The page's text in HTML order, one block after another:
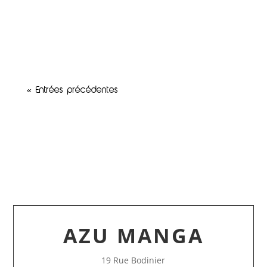
« Entrées précédentes
AZU MANGA
19 Rue Bodinier